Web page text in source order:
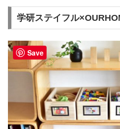
学研ステイフル
Save